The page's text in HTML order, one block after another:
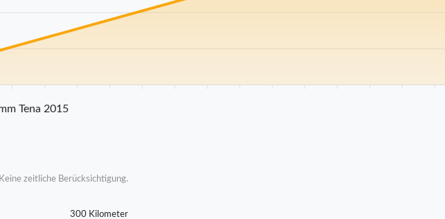
Tena 2015
zeitliche Berücksichtigung.
300 Kilometer